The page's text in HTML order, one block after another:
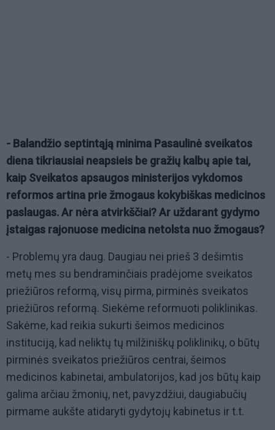
- Balandžio septintąją minima Pasaulinė sveikatos
diena tikriausiai neapsieis be gražių kalbų apie tai,
kaip Sveikatos apsaugos ministerijos vykdomos
reformos artina prie žmogaus kokybiškas medicinos
paslaugas. Ar nėra atvirkščiai? Ar uždarant gydymo
įstaigas rajonuose medicina netolsta nuo žmogaus?
- Problemų yra daug. Daugiau nei prieš 3 dešimtis
metų mes su bendraminčiais pradėjome sveikatos
priežiūros reformą, visų pirma, pirminės sveikatos
priežiūros reformą. Siekėme reformuoti poliklinikas.
Sakėme, kad reikia sukurti šeimos medicinos
instituciją, kad neliktų tų milžiniškų poliklinikų, o būtų
pirminės sveikatos priežiūros centrai, šeimos
medicinos kabinetai, ambulatorijos, kad jos būtų kaip
galima arčiau žmonių, net, pavyzdžiui, daugiabučių
pirmame aukšte atidaryti gydytojų kabinetus ir t.t.